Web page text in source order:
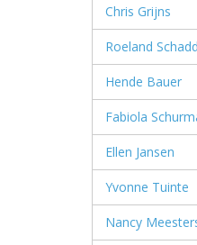
Chris Grijns
Roeland
Hende Bauer
Fabiola
Ellen Jansen
Yvonne Tuinte
Nancy